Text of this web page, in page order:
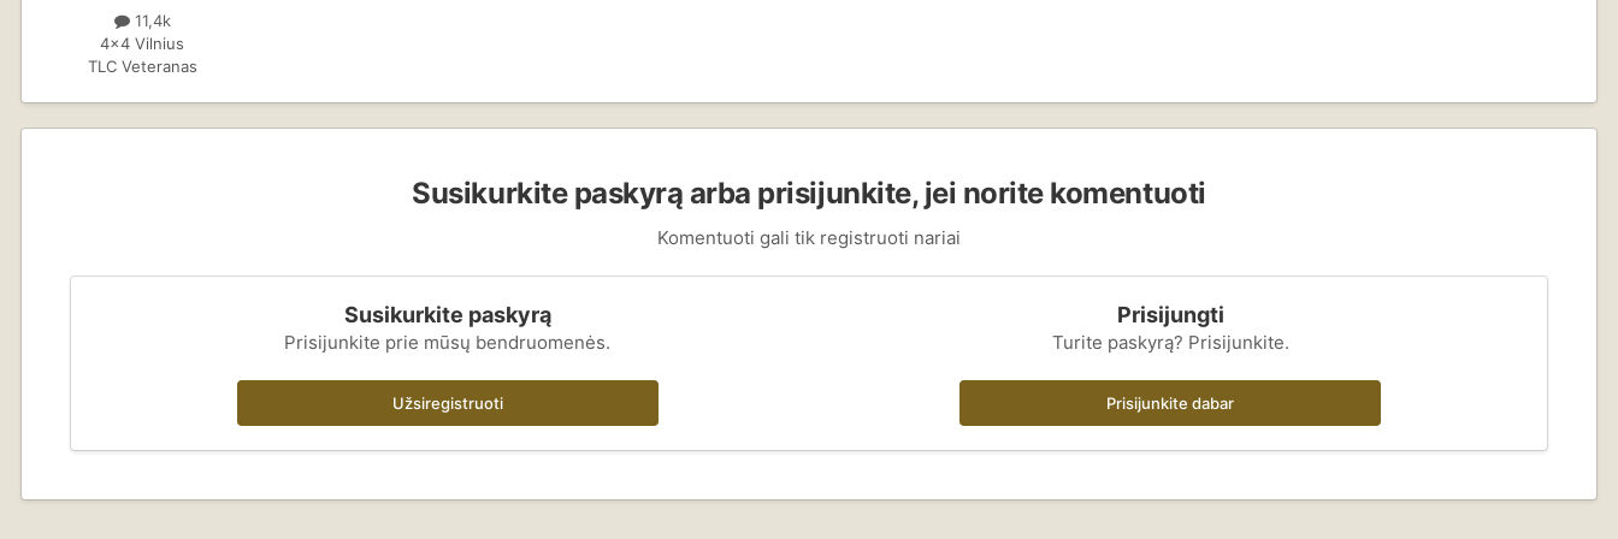
11,4k
4x4 Vilnius
TLC Veteranas
Susikurkite paskyrą arba prisijunkite, jei norite komentuoti
Komentuoti gali tik registruoti nariai
Susikurkite paskyrą
Prisijunkite prie mūsų bendruomenės.
Užsiregistruoti
Prisijungti
Turite paskyrą? Prisijunkite.
Prisijunkite dabar